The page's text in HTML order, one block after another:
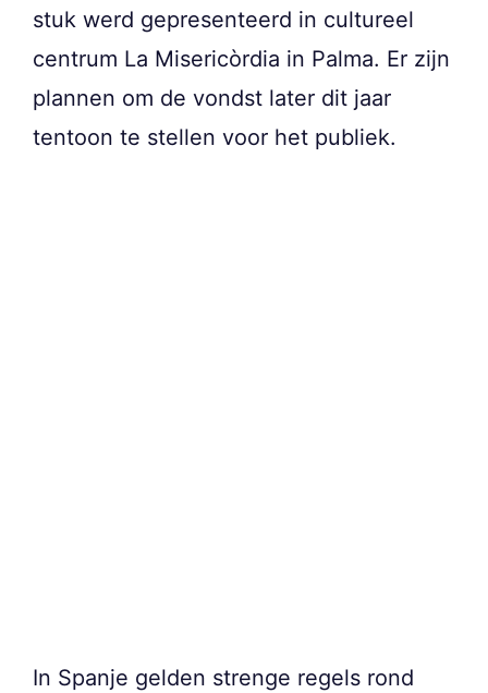
stuk werd gepresenteerd in cultureel
centrum La Misericòrdia in Palma. Er zijn
plannen om de vondst later dit jaar
tentoon te stellen voor het publiek.
In Spanje gelden strenge regels rond